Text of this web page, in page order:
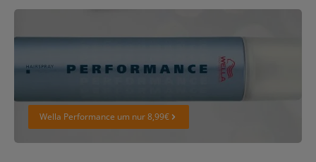
Wella Performance um nur 8,99€
Wella Performance um nur 8,99€